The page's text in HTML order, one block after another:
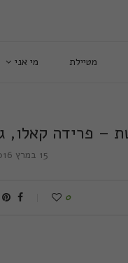
מטיילת מי אני
– פרידה קאלו,
15 במרץ 2016
0